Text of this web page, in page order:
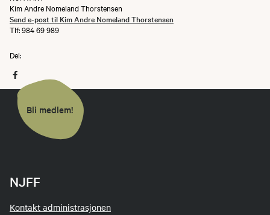
Kim Andre Nomeland Thorstensen
Send e-post til Kim Andre Nomeland Thorstensen
Tlf: 984 69 989
Del:
Bli medlem!
NJFF
Kontakt administrasjonen